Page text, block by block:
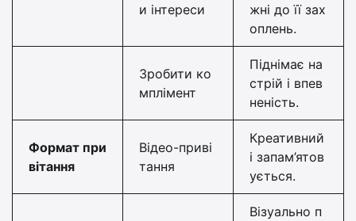
и інтереси
жні до її зах
оплень.
Зробити ко
мплімент
Піднімає на
стрій і впев
неність.
Формат при
вітання
Відео-приві
тання
Креативний
і запам’ятов
ується.
Візуально п